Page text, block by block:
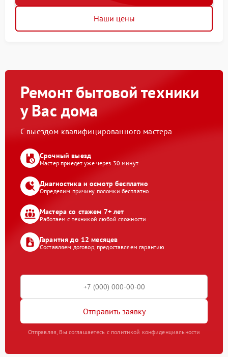
Наши цены
Ремонт бытовой техники
у Вас дома
С выездом квалифицированного мастера
Срочный выезд
Мастер приедет уже через 30 минут
Диагностика и осмотр бесплатно
Определим причину поломки бесплатно
Мастера со стажем 7+ лет
Работаем с техникой любой сложности
Гарантия до 12 месяцев
Составляем договор, предоставляем гарантию
Отправить заявку
Отправляя, Вы соглашаетесь с политикой конфиденциальности